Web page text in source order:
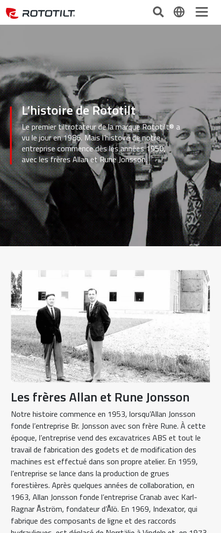
L’histoire de Rototilt
Le premier tiltrotateur de la marque Rototilt® a
vu le jour en 1986. Mais l’histoire de notre
entreprise commence dès les années 1950,
avec les frères Allan et Rune Jonsson.
Les frères Allan et Rune Jonsson
Notre histoire commence en 1953, lorsqu’Allan Jonsson
fonde l’entreprise Br. Jonsson avec son frère Rune. À cette
époque, l’entreprise vend des excavatrices ABS et tout le
travail de fabrication des godets et de modification des
machines est effectué dans son propre atelier. En 1959,
l’entreprise se lance dans la production de grues
forestières. Après quelques années de collaboration, en
1963, Allan Jonsson fonde l’entreprise Cranab avec Karl-
Ragnar Åström, fondateur d’Ålö. En 1969, Indexator, qui
fabrique des composants de ligne et des raccords